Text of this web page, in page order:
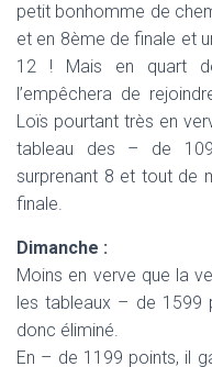
petit bonhomme de
et en 8ème de finale et
12 ! Mais en quart
l’empêchera de
Loïs pourtant très en
tableau des – de
surprenant 8 et tout de
finale.
Dimanche :
Moins en verve que la
les tableaux – de
donc éliminé.
En – de 1199 points, il